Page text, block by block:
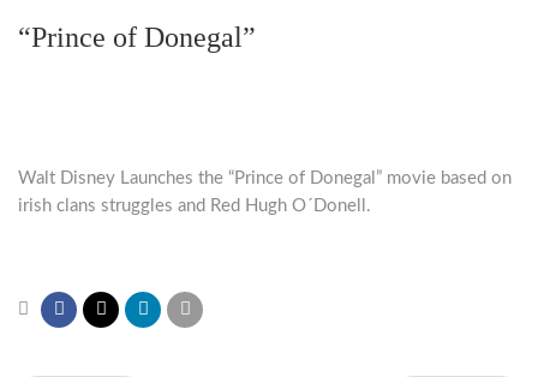
“Prince of Donegal”
Walt Disney Launches the “Prince of Donegal” movie based on
irish clans struggles and Red Hugh O´Donell.